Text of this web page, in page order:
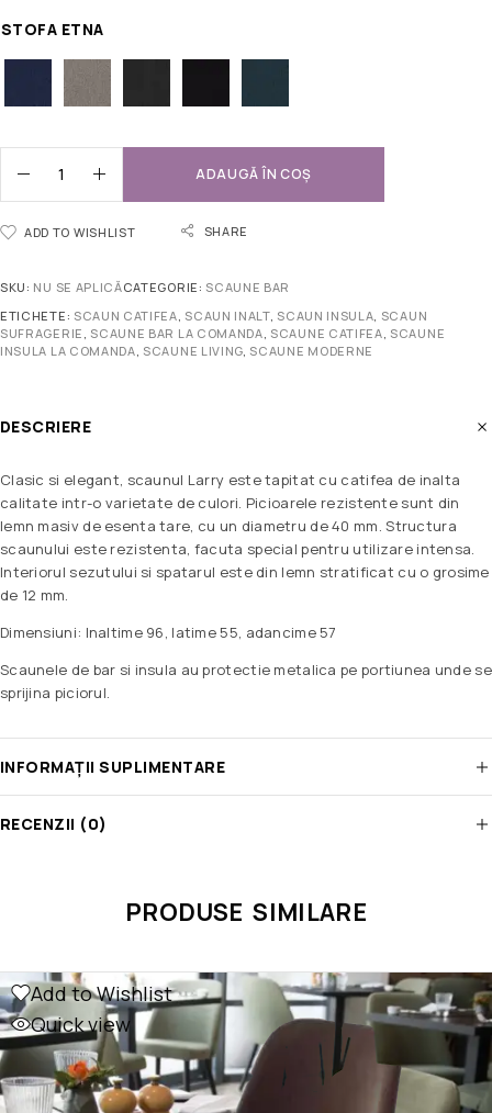
STOFA ETNA
ADAUGĂ ÎN COȘ
ADD TO WISHLIST SHARE
SKU: NU SE APLICĂCATEGORIE: SCAUNE BAR
ETICHETE: SCAUN CATIFEA SCAUN INALT, SCAUN INSULA SCAUN
SUFRAGERIE SCAUNE BAR LA COMANDA SCAUNE CATIFEA SCAUNE
INSULA LA COMANDA SCAUNE LIVING SCAUNE MODERNE
DESCRIERE
Clasic si elegant, scaunul Larry este tapitat cu catifea de inalta
calitate intr-o varietate de culori. Picioarele rezistente sunt din
lemn masiv de esenta tare, cu un diametru de 40 mm. Structura
scaunului este rezistenta, facuta special pentru utilizare intensa.
Interiorul sezutului si spatarul este din lemn stratificat cu o grosime
de 12 mm.
Dimensiuni: Inaltime 96, latime 55, adancime 57
Scaunele de bar si insula au protectie metalica pe portiunea unde se
sprijina piciorul.
INFORMAȚII SUPLIMENTARE
RECENZII (0)
PRODUSE SIMILARE
Add to Wishlist
Quick view